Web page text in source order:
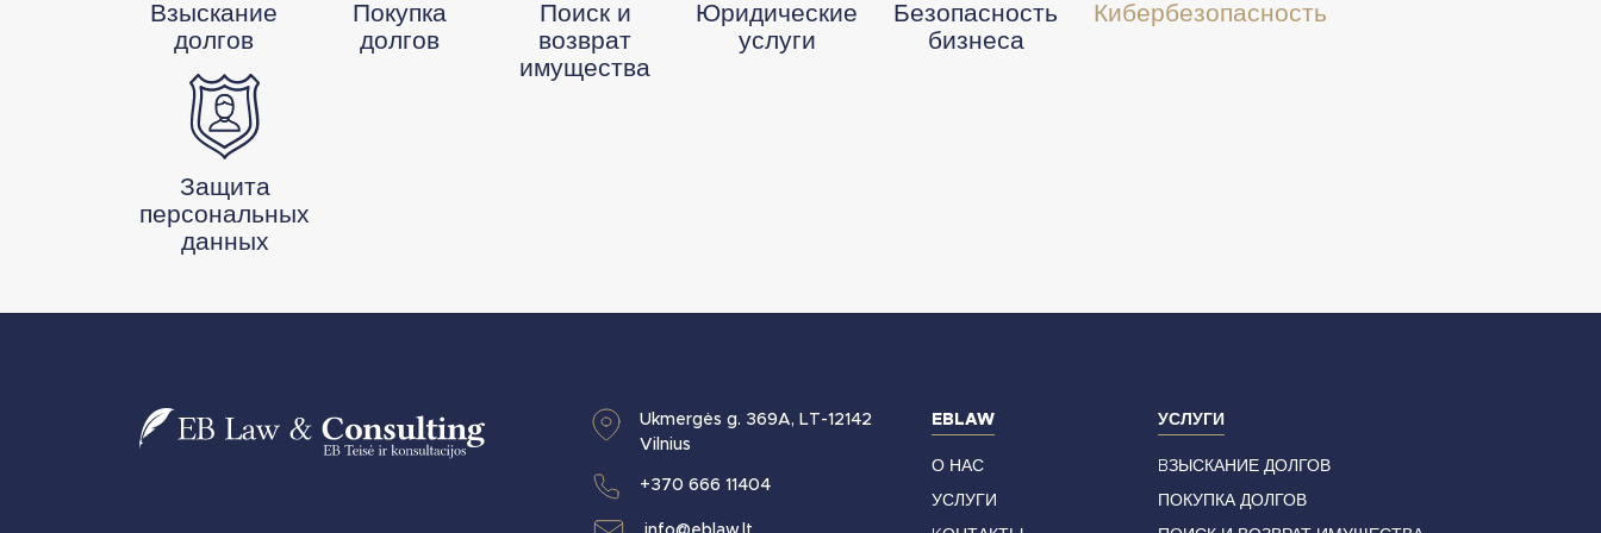
Взыскание
долгов
Покупка
долгов
Поиск и
возврат
имущества
Юридические
услуги
Безопасность
бизнеса
Кибербезопасность
Защита
персональных
данных
Ukmergės g. 369A, LT-12142
Vilnius
+370 666 11404
EBLAW
О НАС
УСЛУГИ
УСЛУГИ
BЗЫСКАНИЕ ДОЛГОВ
ПОКУПКА ДОЛГОВ